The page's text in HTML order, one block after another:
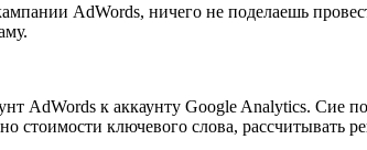
AdWords, ничего не поделаешь
AdWords к аккаунту Google Analytics.
стоимости ключевого слова, рассчитывать